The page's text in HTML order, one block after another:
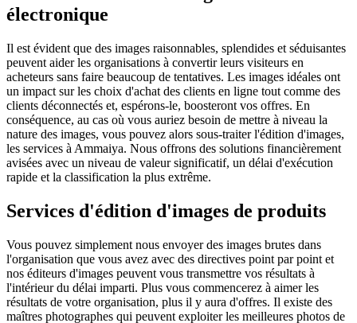
électronique
Il est évident que des images raisonnables, splendides et séduisantes
peuvent aider les organisations à convertir leurs visiteurs en
acheteurs sans faire beaucoup de tentatives. Les images idéales ont
un impact sur les choix d'achat des clients en ligne tout comme des
clients déconnectés et, espérons-le, boosteront vos offres. En
conséquence, au cas où vous auriez besoin de mettre à niveau la
nature des images, vous pouvez alors sous-traiter l'édition d'images,
les services à Ammaiya. Nous offrons des solutions financièrement
avisées avec un niveau de valeur significatif, un délai d'exécution
rapide et la classification la plus extrême.
Services d'édition d'images de produits
Vous pouvez simplement nous envoyer des images brutes dans
l'organisation que vous avez avec des directives point par point et
nos éditeurs d'images peuvent vous transmettre vos résultats à
l'intérieur du délai imparti. Plus vous commencerez à aimer les
résultats de votre organisation, plus il y aura d'offres. Il existe des
maîtres photographes qui peuvent exploiter les meilleures photos de